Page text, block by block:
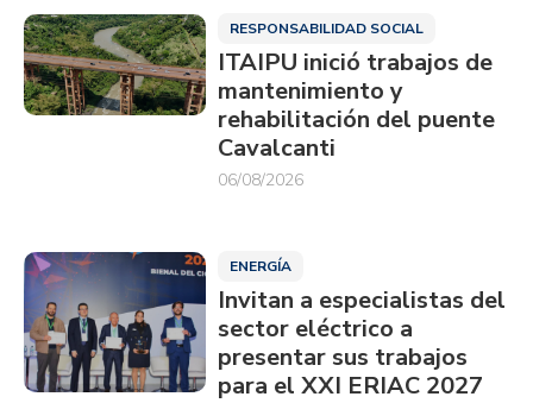
RESPONSABILIDAD SOCIAL
ITAIPU inició trabajos de
mantenimiento y
rehabilitación del puente
Cavalcanti
06/08/2026
ENERGÍA
Invitan a especialistas del
sector eléctrico a
presentar sus trabajos
para el XXI ERIAC 2027